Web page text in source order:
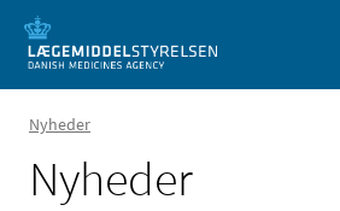
Nyheder
Nyheder